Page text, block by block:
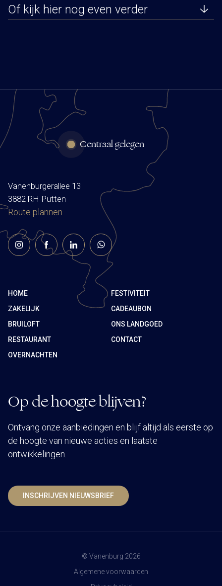
Of kijk hier nog even verder
Centraal gelegen
Vanenburgerallee 13
3882 RH Putten
Route plannen
HOME
FESTIVITEIT
ZAKELIJK
CADEAUBON
BRUILOFT
ONS LANDGOED
RESTAURANT
CONTACT
OVERNACHTEN
Op de hoogte blijven?
Ontvang onze aanbiedingen en blijf altijd als eerste op
de hoogte van nieuwe acties en laatste
ontwikkelingen.
INSCHRIJVEN NIEUWSBRIEF
© Vanenburg 2026
Algemene voorwaarden